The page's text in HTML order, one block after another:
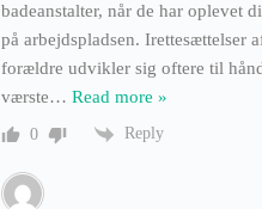
badeanstalter, når de har oplevet
på arbejdspladsen. Irettesættelser
forældre udvikler sig oftere til
værste… Read more »
0 Reply